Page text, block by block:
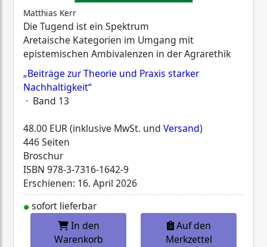
Matthias Kerr
Die Tugend ist ein Spektrum
Aretaische Kategorien im Umgang mit
epistemischen Ambivalenzen in der Agrarethik
„Beiträge zur Theorie und Praxis starker
Nachhaltigkeit“
· Band 13
48.00 EUR (inklusive MwSt. und Versand)
446 Seiten
Broschur
ISBN 978-3-7316-1642-9
Erschienen: 16. April 2026
sofort lieferbar
In den
Warenkorb
Auf den
Merkzettel